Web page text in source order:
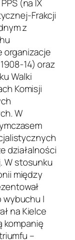
(na IX
Frakcji
z
organizacje
14) oraz
Walki
Komisji
W
działalności
W stosunku
między
wybuchu I
na Kielce
kompanię
–